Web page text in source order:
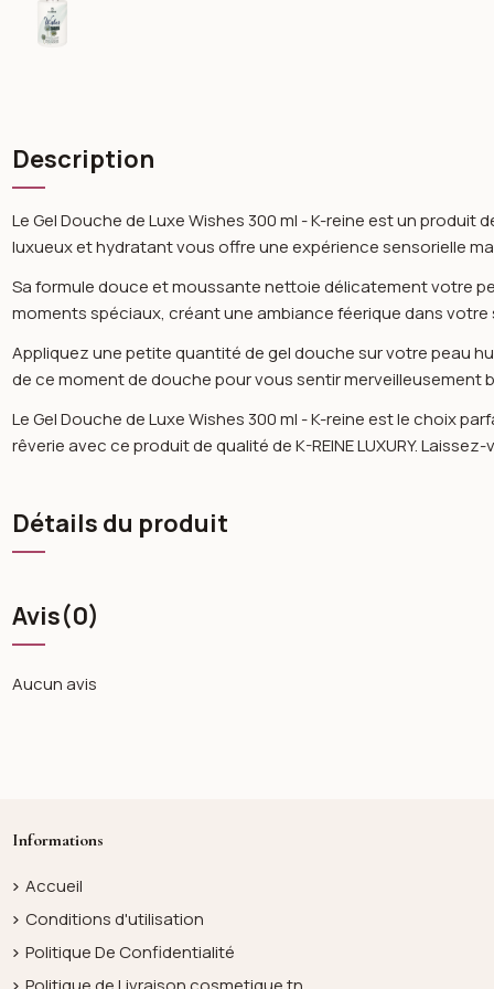
Description
Le Gel Douche de Luxe Wishes 300 ml - K-reine est un
luxueux et hydratant vous offre une expérience sensorielle
Sa formule douce et moussante nettoie délicatement votre
moments spéciaux, créant une ambiance féerique dans votre
Appliquez une petite quantité de gel douche sur votre peau
de ce moment de douche pour vous sentir merveilleusement
Le Gel Douche de Luxe Wishes 300 ml - K-reine est le choix
rêverie avec ce produit de qualité de K-REINE LUXURY.
Détails du produit
Avis(0)
Aucun avis
Informations
Accueil
Conditions d'utilisation
Politique De Confidentialité